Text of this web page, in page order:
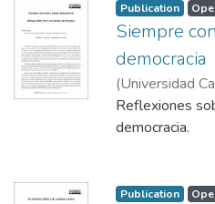
Publication
Siempre
democracia
(Universidad
de Derecho y
22)Arroyo,
Reflexiones
democracia.
Publication